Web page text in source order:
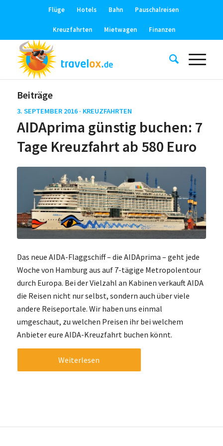
Flüge Hotels Bahn Pauschalreisen
Kreuzfahrten Mietwagen Finanzen
Beiträge
3. SEPTEMBER 2016 · KREUZFAHRTEN
AIDAprima günstig buchen: 7
Tage Kreuzfahrt ab 580 Euro
Das neue AIDA-Flaggschiff – die AIDAprima – geht jede
Woche von Hamburg aus auf 7-tägige Metropolentour
durch Europa. Bei der Vielzahl an Kabinen verkauft AIDA
die Reisen nicht nur selbst, sondern auch über viele
andere Reiseportale. Wir haben uns einmal
umgeschaut, zu welchen Preisen ihr bei welchem
Anbieter eure AIDA-Kreuzfahrt buchen könnt.
Weiterlesen